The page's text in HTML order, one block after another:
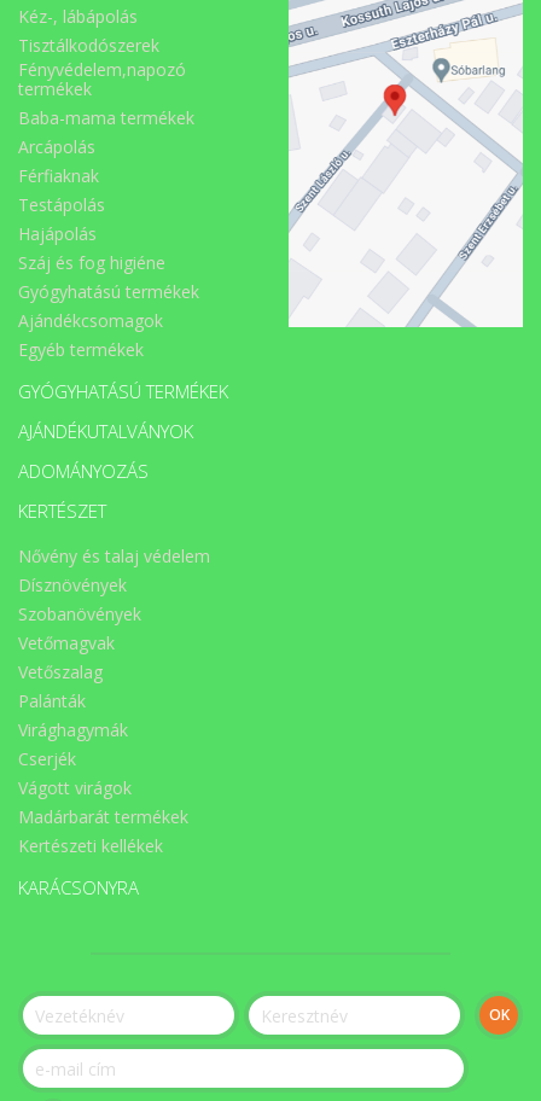
Kéz-, lábápolás
Tisztálkodószerek
Fényvédelem,napozó
termékek
Baba-mama termékek
Arcápolás
Férfiaknak
Testápolás
Hajápolás
Száj és fog higiéne
Gyógyhatású termékek
Ajándékcsomagok
Egyéb termékek
GYÓGYHATÁSÚ TERMÉKEK
AJÁNDÉKUTALVÁNYOK
ADOMÁNYOZÁS
KERTÉSZET
Nővény és talaj védelem
Dísznövények
Szobanövények
Vetőmagvak
Vetőszalag
Palánták
Virághagymák
Cserjék
Vágott virágok
Madárbarát termékek
Kertészeti kellékek
KARÁCSONYRA